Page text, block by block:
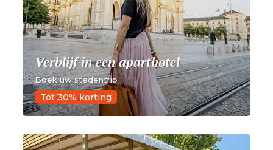
Verblijf in een aparthotel
Boek uw stedentrip
Tot 30% korting